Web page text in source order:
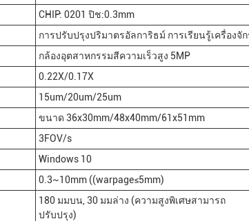
CHIP: 0201 ปิช:0.3mm
การปรับปรุงปริมาตรอัลการิธม์ การเรียนรู้เครื่องจัก
กล้องอุตสาหกรรมสีความเร็วสูง 5MP
0.22X/0.17X
15um/20um/25um
ขนาด 36x30mm/48x40mm/61x51mm
3FOV/s
Windows 10
0.3~10mm ((warpage≤5mm)
180 มมบน, 30 มมล่าง (ความสูงพิเศษสามารถ
ปรับปรุง)